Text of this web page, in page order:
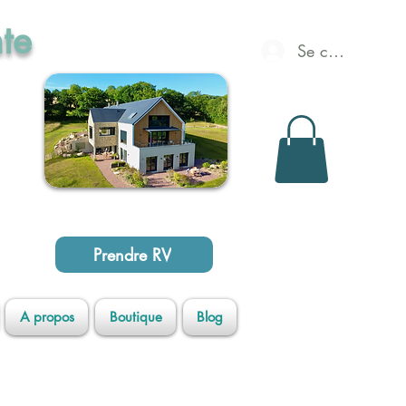
Prendre RV
Se connecter
A propos Boutique Blog